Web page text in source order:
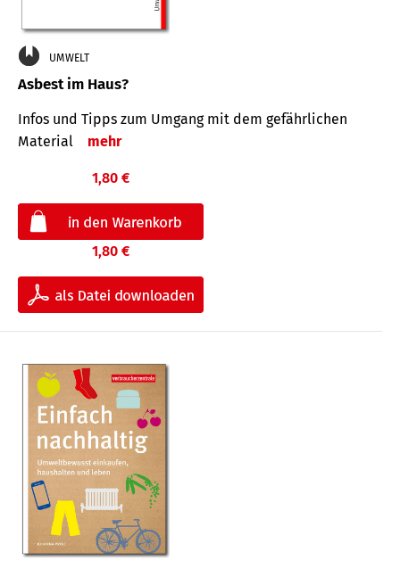
UMWELT
Asbest im Haus?
Infos und Tipps zum Um­gang mit dem ge­fähr­lichen
Mate­rial
mehr
1,80 €
1,80 €